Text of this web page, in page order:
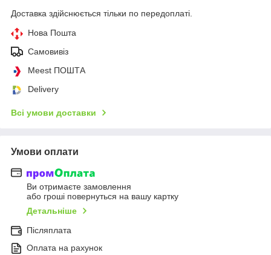
Доставка здійснюється тільки по передоплаті.
Нова Пошта
Самовивіз
Meest ПОШТА
Delivery
Всі умови доставки
Умови оплати
Ви отримаєте замовлення
або гроші повернуться на вашу картку
Детальніше
Післяплата
Оплата на рахунок